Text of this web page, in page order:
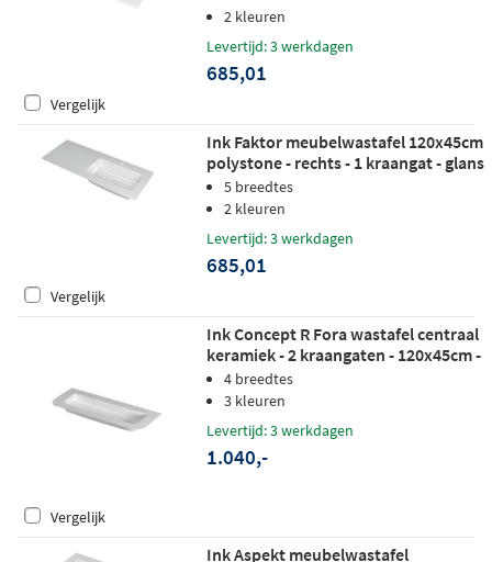
2 kleuren
Levertijd: 3 werkdagen
685,01
Vergelijk
Ink Faktor meubelwastafel 120x45cm
polystone - rechts - 1 kraangat - glans
wit5 breedtes
2 kleuren
Levertijd: 3 werkdagen
685,01
Vergelijk
Ink Concept R Fora wastafel centraal
keramiek - 2 kraangaten - 120x45cm -
mat wit
4 breedtes
3 kleuren
Levertijd: 3 werkdagen
1.040,-
Vergelijk
Ink Aspekt meubelwastafel